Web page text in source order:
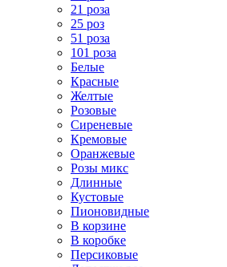
21 роза
25 роз
51 роза
101 роза
Белые
Красные
Желтые
Розовые
Сиреневые
Кремовые
Оранжевые
Розы микс
Длинные
Кустовые
Пионовидные
В корзине
В коробке
Персиковые